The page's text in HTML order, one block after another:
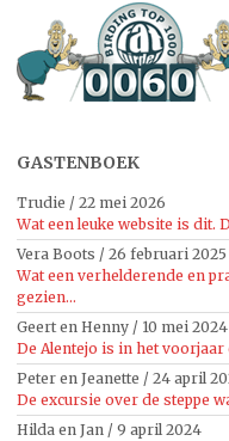
GASTENBOEK
Trudie / 22 mei 2026
Wat een leuke website is dit.
Vera Boots / 26 februari 2025
Wat een verhelderende en
gezien...
Geert en Henny / 10 mei 2024
De Alentejo is in het
Peter en Jeanette / 24 april
De excursie over de steppe
Hilda en Jan / 9 april 2024